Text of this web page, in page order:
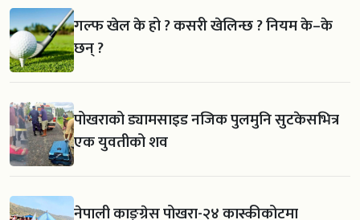
गल्फ खेल के हो ? कसरी खेलिन्छ ? नियम के–के
छन् ?
पोखराको ड्यामसाइड नजिक पुलमुनि सुटकेसभित्र
एक युवतीको शव
नेपाली काङ्ग्रेस पोखरा-२४ कास्कीकोटमा